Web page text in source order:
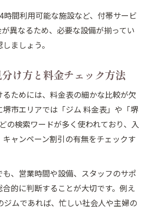
時間利用可能な施設など、付帯サービ
異なるため、必要な設備が揃ってい
ましょう。
け方と料金チェック方法
ためには、料金表の細かな比較が欠
市エリアでは「ジム 料金表」や「堺
の検索ワードが多く使われており、入
ャンペーン割引の有無をチェックす
、営業時間や設備、スタッフのサポ
的に判断することが大切です。例え
ジムであれば、忙しい社会人や主婦の